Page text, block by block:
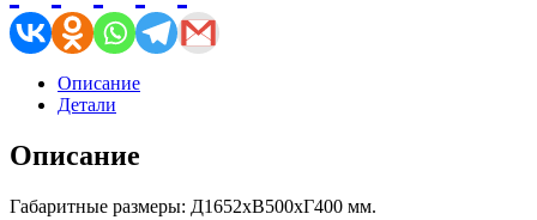
табачный
Описание
Детали
Описание
Габаритные размеры: Д1652хВ500хГ400 мм.